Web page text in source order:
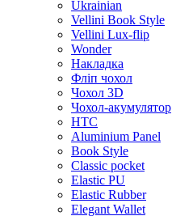
Ukrainian
Vellini Book Style
Vellini Lux-flip
Wonder
Накладка
Фліп чохол
Чохол 3D
Чохол-акумулятор
HTC
Aluminium Panel
Book Style
Classic pocket
Elastic PU
Elastic Rubber
Elegant Wallet